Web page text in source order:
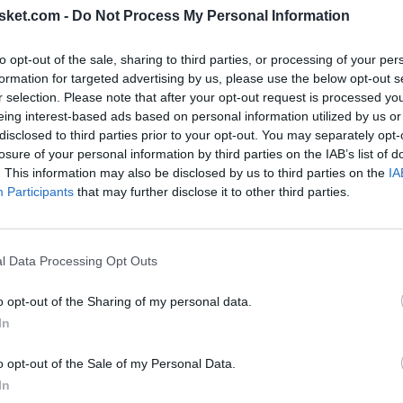
- Do Not Process My Personal Information
opt-out of the sale, sharing to third parties, or processing of your
for targeted advertising by us, please use the below opt-out
selection. Please note that after your opt-out request is processed
interest-based ads based on personal information utilized by us
to third parties prior to your opt-out. You may separately
of your personal information by third parties on the IAB’s list of
This information may also be disclosed by us to third parties on the
Participants that may further disclose it to other third parties.
Data Processing Opt Outs
opt-out of the Sharing of my personal data.
opt-out of the Sale of my Personal Data.
en la construcción del actual núcleo de la
al siguiente nivel alrededor de jugadores
.